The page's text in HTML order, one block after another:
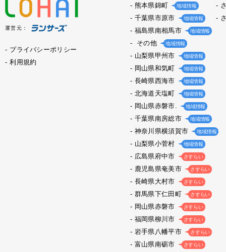
運営元：
プライバシーポリシー
利用規約
熊本県錦町 地域情報
千葉県市原市 地域情報
福島県南相馬市 地域情報
その他 地域情報
山梨県甲州市 地域情報
岡山県和気町 地域情報
長崎県西海市 地域情報
北海道天塩町 地域情報
岡山県赤磐市. 地域情報
千葉県南房総市 地域情報
神奈川県横須賀市 地域情報
山梨県小菅村 地域情報
広島県府中市 さすらい
鹿児島県奄美市 さすらい
長崎県大村市 さすらい
群馬県下仁田町 さすらい
岡山県赤磐市 さすらい
福岡県柳川市 さすらい
岩手県八幡平市 さすらい
富山県南砺市 さすらい